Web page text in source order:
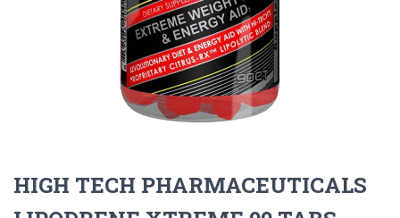
HIGH TECH PHARMACEUTICALS